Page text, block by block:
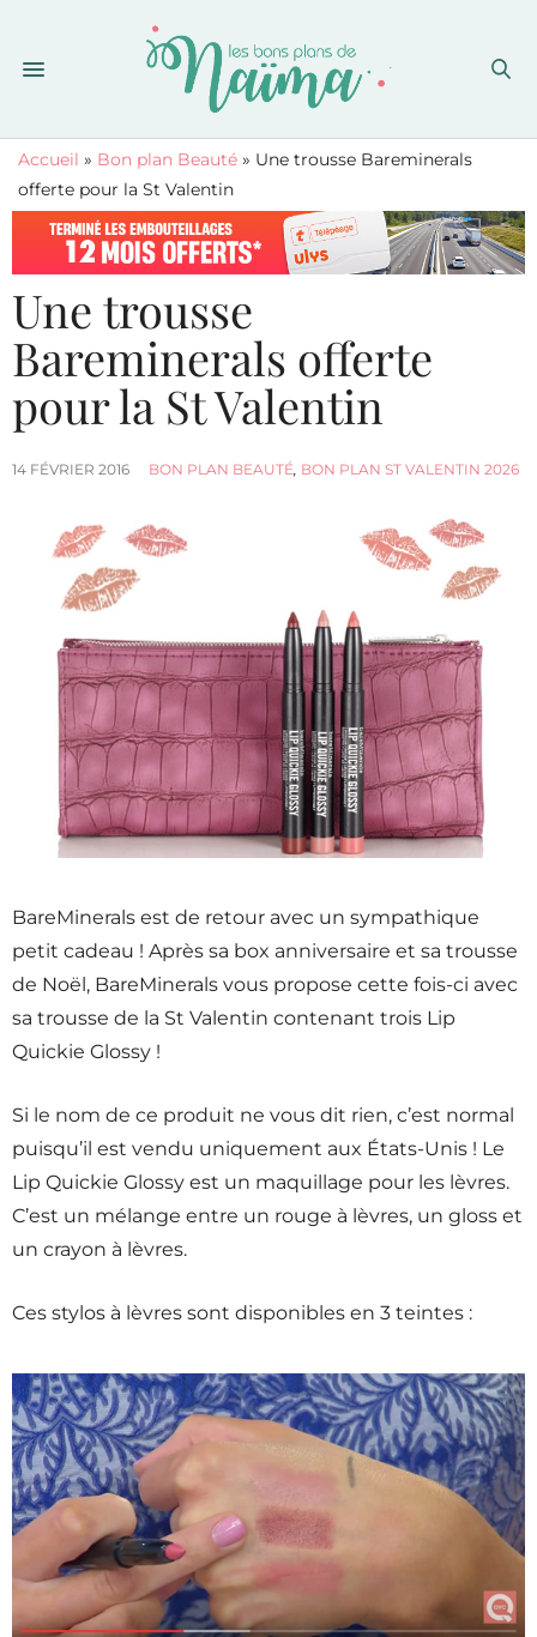
Accueil » Bon plan Beauté » Une trousse Bareminerals
offerte pour la St Valentin
Une trousse
Bareminerals offerte
pour la St Valentin
14 FÉVRIER 2016 BON PLAN BEAUTÉ, BON PLAN ST VALENTIN 2026
BareMinerals est de retour avec un sympathique
petit cadeau ! Après sa box anniversaire et sa trousse
de Noël, BareMinerals vous propose cette fois-ci avec
sa trousse de la St Valentin contenant trois Lip
Quickie Glossy !
Si le nom de ce produit ne vous dit rien, c’est normal
puisqu’il est vendu uniquement aux États-Unis ! Le
Lip Quickie Glossy est un maquillage pour les lèvres.
C’est un mélange entre un rouge à lèvres, un gloss et
un crayon à lèvres.
Ces stylos à lèvres sont disponibles en 3 teintes :